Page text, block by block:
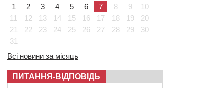
1
2 3 4 5 6 7 8 9
10
11
12 13 14 15 16 17 18 19
20
21
22 23 24 25 26 27 28 29
30
31
Всі новини за місяць
ПИТАННЯ-ВІДПОВІДЬ